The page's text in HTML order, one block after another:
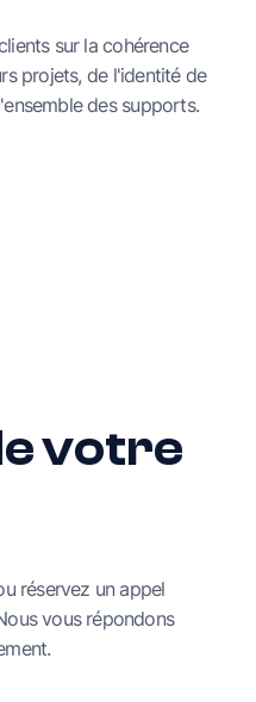
sur la cohérence
projets, de l'identité de
des supports.
votre
réservez un appel
vous répondons